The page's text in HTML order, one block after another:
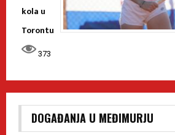
kola u
Torontu
373
DOGAĐANJA U MEĐIMURJU